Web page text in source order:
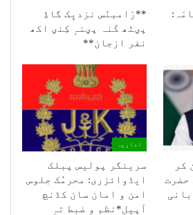
**رَامبنَس نزدیٖک گاڈِ
پؠٹھ کَنہ پؠنہٕ کِنؠ اکھ
نفر ازجان**
کر
حضرت
اداریہ
سرینگر پولیس پبلک
ایڈوائزری: محرمُک جلوس
امن و امان سان کڈنچ
اَپیل*نظم و ضبط تہٕ